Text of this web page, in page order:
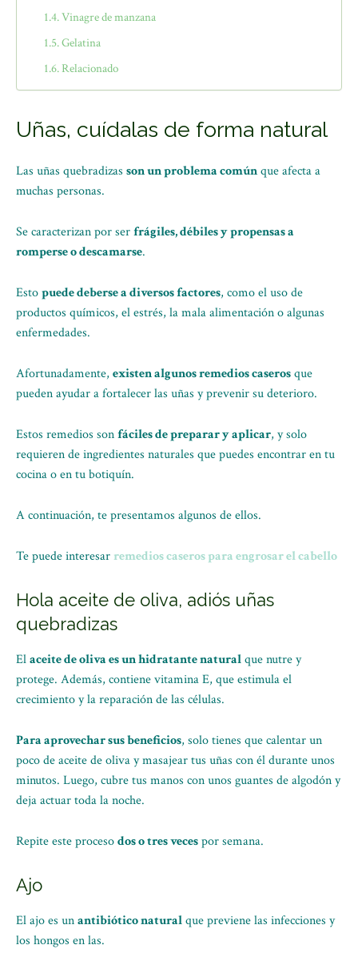
Vinagre de manzana
Gelatina
Relacionado
Uñas, cuídalas de forma natural
Las uñas quebradizas son un problema comúnque afecta a
muchas personas.
Se caracterizan por serfrágiles, débiles y propensas a
romperse o descamarse.
Estopuede deberse a diversos factores, como el uso de
productos químicos, el estrés, la mala alimentación o algunas
enfermedades.
Afortunadamente, existen algunos remedios caserosque
pueden ayudar a fortalecer las uñas y prevenir su deterioro.
Estos remedios sonfáciles de preparar y aplicar, y solo
requieren de ingredientes naturales que puedes encontrar en tu
cocina o en tu botiquín.
A continuación, te presentamos algunos de ellos.
Te puede interesarremedios caseros para engrosar el cabello
Hola aceite de oliva, adiós uñas
quebradizas
Elaceite de oliva es un hidratante naturalque nutre y
protege. Además, contiene vitamina E, que estimula el
crecimiento y la reparación de las células.
Para aprovechar sus beneficios, solo tienes que calentar un
poco de aceite de oliva y masajear tus uñas con él durante unos
minutos. Luego, cubre tus manos con unos guantes de algodón y
deja actuar toda la noche.
Repite este procesodos o tres vecespor semana.
Ajo
El ajo es unantibiótico naturalque previene las infecciones y
los hongos en las.